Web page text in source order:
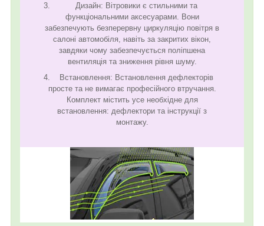
Дизайн: Вітровики є стильними та
функціональними аксесуарами. Вони
забезпечують безперервну циркуляцію повітря в
салоні автомобіля, навіть за закритих вікон,
завдяки чому забезпечується поліпшена
вентиляція та зниження рівня шуму.
Встановлення: Встановлення дефлекторів
просте та не вимагає професійного втручання.
Комплект містить усе необхідне для
встановлення: дефлектори та інструкції з
монтажу.